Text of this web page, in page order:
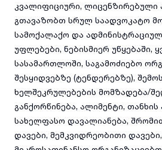
კვალიფიციური, ლიცენზირებული
გთავაზობთ სრულ საადვოკატო
სამოქალაქო და ადმინისტრაციულ
უფლებები, ნებისმიერ უწყებაში,
სასამართლოში, საგამოძიებო
შესყიდვებზე (ტენდერებზე),
ხელშეკრულებების მომზადება/
განქორწინება, ალიმენტი,
სახელფასო დავალიანება,
დავები, მემკვიდრეობითი